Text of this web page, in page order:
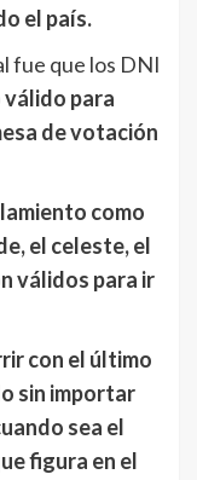
el país.
fue que los DNI
válido para
de votación
como
el celeste, el
válidos para ir
con el último
sin importar
sea el
figura en el